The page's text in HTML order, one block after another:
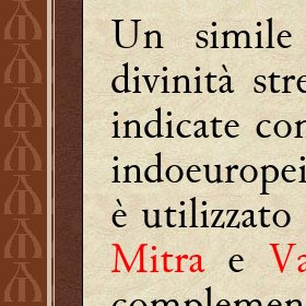
Un
divinità
indicate
è
Mitrae